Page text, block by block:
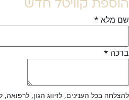
הוספת קוויטל חדש
שם מלא *
ברכה *
להצלחה בכל הענינים, לזיווג הגון,